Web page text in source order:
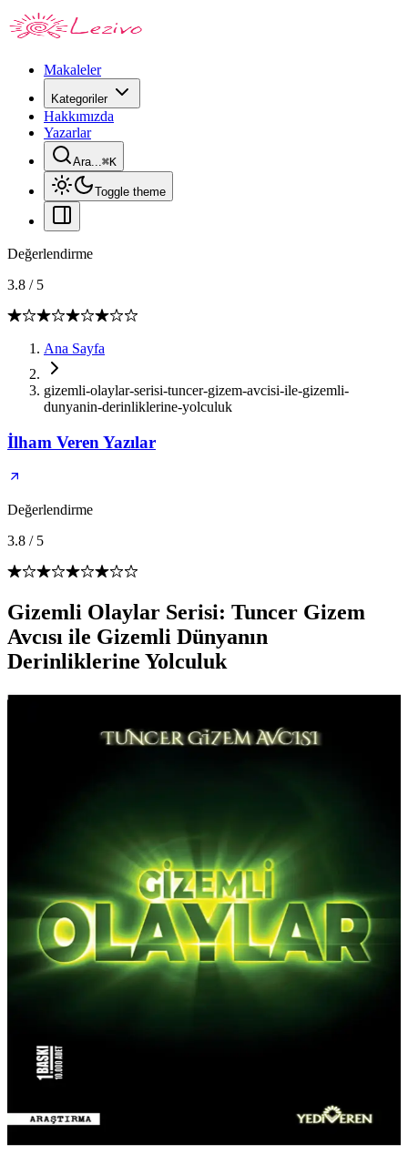
Makaleler
Kategoriler
Hakkımızda
Yazarlar
Ara...⌘K
Toggle theme
Değerlendirme
3.8 / 5
Ana Sayfa
gizemli-olaylar-serisi-tuncer-gizem-avcisi-ile-gizemli-
dunyanin-derinliklerine-yolculuk
İlham Veren Yazılar
Değerlendirme
3.8 / 5
Gizemli Olaylar Serisi: Tuncer Gizem
Avcısı ile Gizemli Dünyanın
Derinliklerine Yolculuk